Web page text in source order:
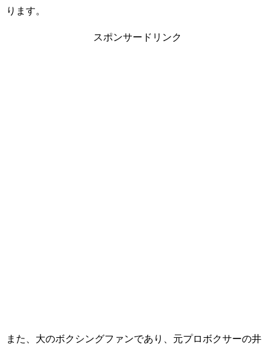
ります。
スポンサードリンク
また、大のボクシングファンであり、元プロボクサーの井